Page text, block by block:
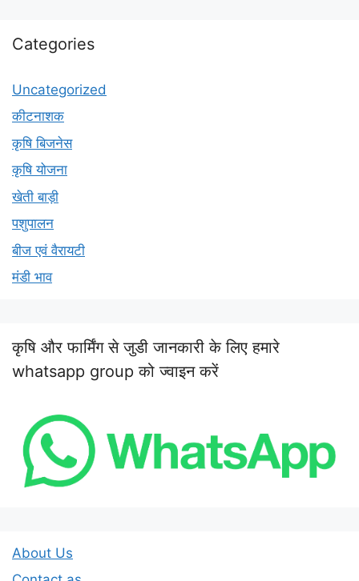
Categories
Uncategorized
कीटनाशक
कृषि बिजनेस
कृषि योजना
खेती बाड़ी
पशुपालन
बीज एवं वैरायटी
मंडी भाव
कृषि और फार्मिंग से जुडी जानकारी के लिए हमारे
whatsapp group को ज्वाइन करें
About Us